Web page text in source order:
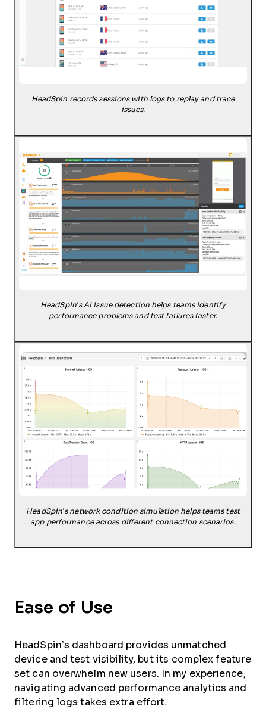
HeadSpin records sessions with logs to replay and trace
issues.
HeadSpin’s AI issue detection helps teams identify
performance problems and test failures faster.
HeadSpin’s network condition simulation helps teams test
app performance across different connection scenarios.
Ease of Use
HeadSpin’s dashboard provides unmatched
device and test visibility, but its complex feature
set can overwhelm new users. In my experience,
navigating advanced performance analytics and
filtering logs takes extra effort.